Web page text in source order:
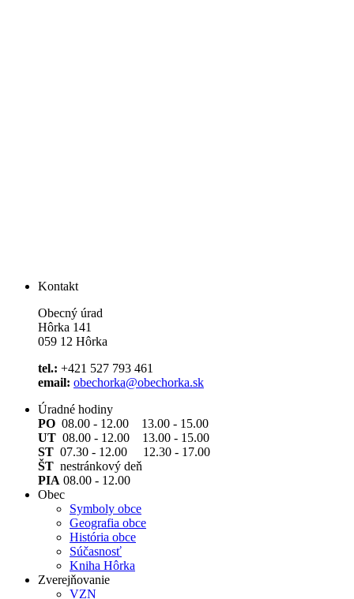
Kontakt
Obecný úrad
Hôrka 141
059 12 Hôrka
tel.: +421 527 793 461
email: obechorka@obechorka.sk
Úradné hodiny
PO 08.00 - 12.00 13.00 - 15.00
UT 08.00 - 12.00 13.00 - 15.00
ST 07.30 - 12.00 12.30 - 17.00
ŠT nestránkový deň
PIA 08.00 - 12.00
Obec
Symboly obce
Geografia obce
História obce
Súčasnosť
Kniha Hôrka
Zverejňovanie
VZN